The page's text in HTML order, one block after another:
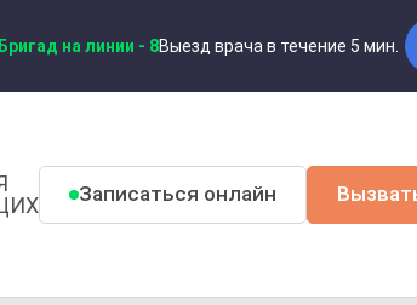
Бригад на линии - 8Выезд врача в течение 5 мин.
Записаться онлайн